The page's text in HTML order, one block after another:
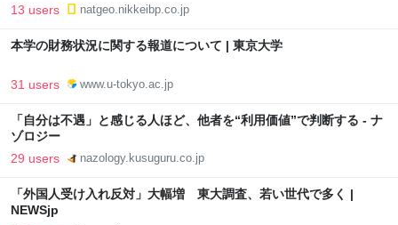
13 users natgeo.nikkeibp.co.jp
本学の財務状況に関する報道について | 東京大学
31 users www.u-tokyo.ac.jp
「自分は不遇」と感じる人ほど、他者を“利用価値”で判断する - ナ
ゾロジー
29 users nazology.kusuguru.co.jp
「外国人受け入れ反対」大幅増 東大調査、若い世代で多く |
NEWSjp